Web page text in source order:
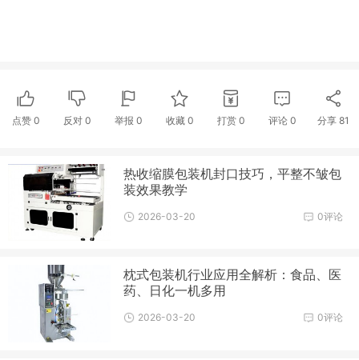
点赞 0 反对 0 举报 0 收藏 0 打赏 0 评论 0 分享 81
热收缩膜包装机封口技巧，平整不皱包
装效果教学
0评论
2026-03-20
枕式包装机行业应用全解析：食品、医
药、日化一机多用
0评论
2026-03-20